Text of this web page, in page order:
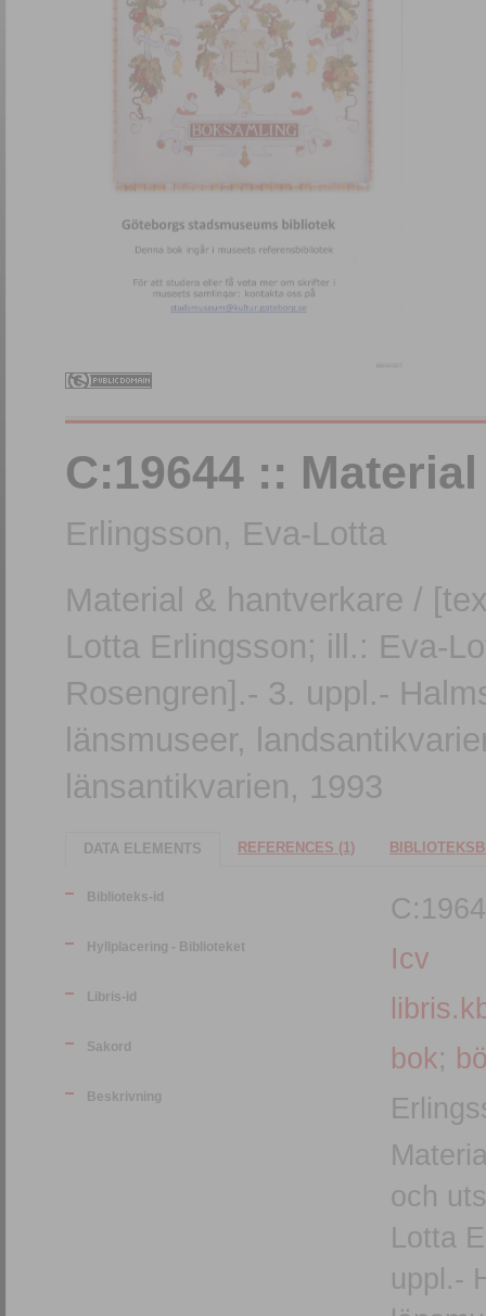
C:19644 ::
Erlingsson, Eva-Lotta
Material & hantverkare /
Lotta Erlingsson; ill.: Eva-
Rosengren].- 3. uppl.-
länsmuseer,
länsantikvarien, 1993
DATA ELEMENTS REFERENCES (1)
Biblioteks-id
Hyllplacering - Biblioteket Icv
Libris-id
Sakord bok;
Beskrivning
och
Lotta
uppl.- Halmstad :b Stiftelsen Hallands